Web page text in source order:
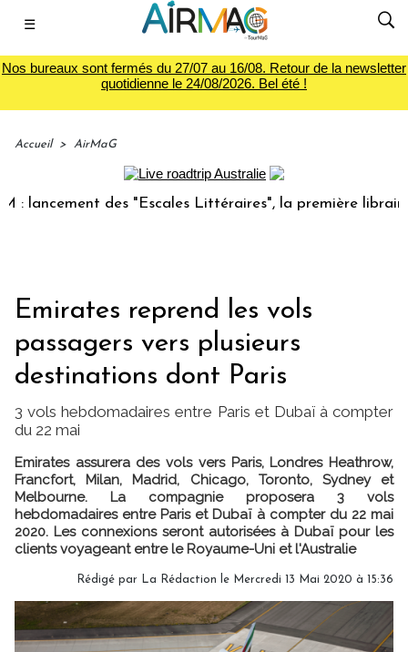
☰
Nos bureaux sont fermés du 27/07 au 16/08. Retour de la newsletter
quotidienne le 24/08/2026. Bel été !
Accueil > AirMaG
des "Escales Littéraires", la première librairie du
Emirates reprend les vols
passagers vers plusieurs
destinations dont Paris
3 vols hebdomadaires entre Paris et Dubaï à compter
du 22 mai
Emirates assurera des vols vers Paris, Londres Heathrow,
Francfort, Milan, Madrid, Chicago, Toronto, Sydney et
Melbourne. La compagnie proposera 3 vols
hebdomadaires entre Paris et Dubaï à compter du 22 mai
2020. Les connexions seront autorisées à Dubaï pour les
clients voyageant entre le Royaume-Uni et l'Australie
Rédigé par La Rédaction le Mercredi 13 Mai 2020 à 15:36